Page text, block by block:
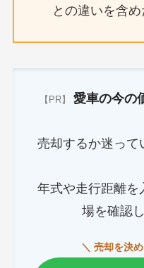
との違いを含
【PR】
愛車の今の
売却するか迷って
年式や走行距離を
場を確認
＼ 売却を決